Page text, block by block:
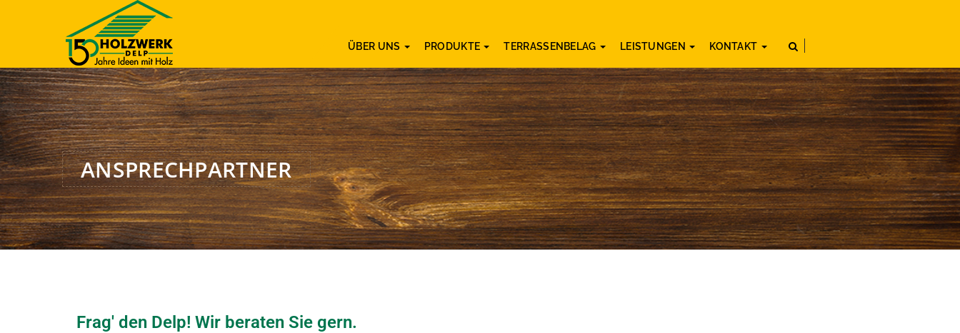
ÜBER UNS PRODUKTE TERRASSENBELAG LEISTUNGEN KONTAKT
ANSPRECHPARTNER
Frag' den Delp! Wir beraten Sie gern.